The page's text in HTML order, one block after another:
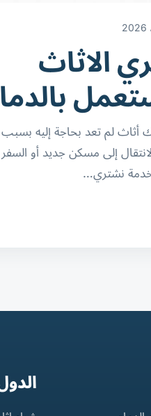
الاثاث
أثاث لم تعد بحاجة إليه
إلى مسكن جديد أو السفر
خدمة نشتري…